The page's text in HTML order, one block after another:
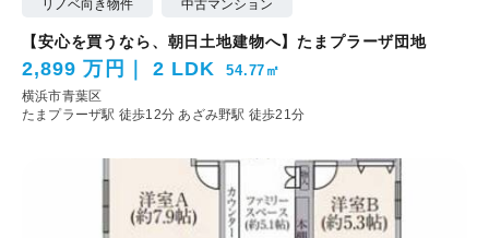
リノベ向き物件 中古マンション
【安心を買うなら、朝日土地建物へ】たまプラーザ団地
2,899 万円 2 LDK 54.77㎡
横浜市青葉区
たまプラーザ駅 徒歩12分あざみ野駅 徒歩21分